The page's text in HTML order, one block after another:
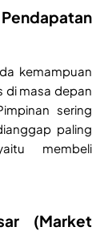
kemampuan
di masa depan
sering
paling
membeli
(Market